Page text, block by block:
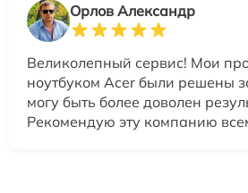
Орлов Александр
Великолепный сервис! Мои
ноутбуком Acer были решены
могу быть более доволен
Рекомендую эту компанию